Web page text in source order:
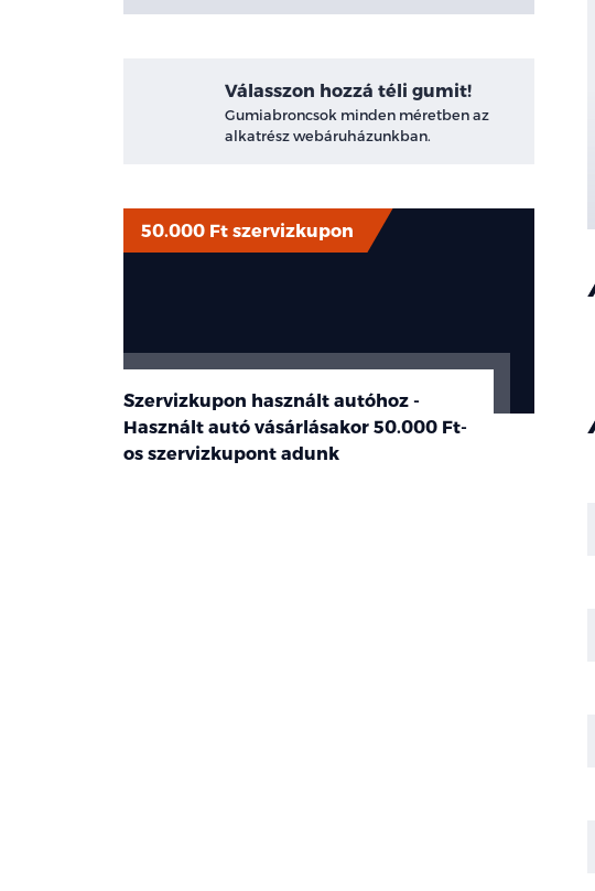
Válasszon hozzá téli gumit!
Gumiabroncsok minden méretben az
alkatrész webáruházunkban.
Szervizkupon használt autóhoz -
Használt autó vásárlásakor 50.000 Ft-
os szervizkupont adunk
50.000 Ft szervizkupon